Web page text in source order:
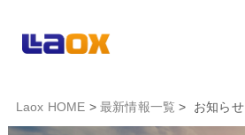
Laox HOME > 最新情報一覧 > お知らせ